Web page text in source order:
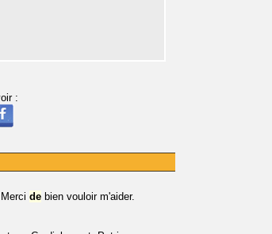
:
de bien vouloir m'aider.